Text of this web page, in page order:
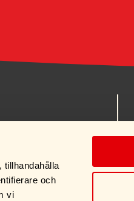
tillhandahålla
och
vi